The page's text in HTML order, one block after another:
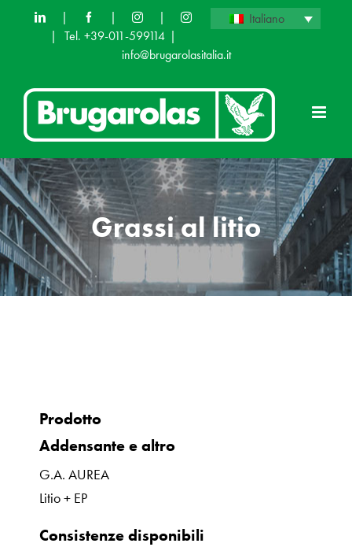
Italiano
| |
|
|
Tel. +39-011-599114 |
info@brugarolasitalia.it
Grassi al litio
Prodotto
Addensante e altro
G.A. AUREA
Litio + EP
Consistenze disponibili